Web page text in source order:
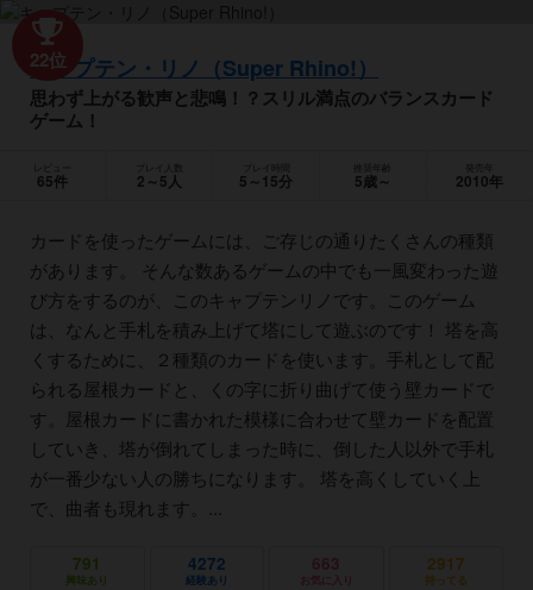
22位
キャプテン・リノ（Super Rhino!）
思わず上がる歓声と悲鳴！？スリル満点のバランスカード
ゲーム！
65件
プレイ人数
2～5人 5～15分
推奨年齢
5歳～ 2010年
カードを使ったゲームには、ご存じの通りたくさんの種類
があります。 そんな数あるゲームの中でも一風変わった遊
び方をするのが、このキャプテンリノです。このゲーム
は、なんと手札を積み上げて塔にして遊ぶのです！ 塔を高
くするために、２種類のカードを使います。手札として配
られる屋根カードと、くの字に折り曲げて使う壁カードで
す。屋根カードに書かれた模様に合わせて壁カードを配置
していき、塔が倒れてしまった時に、倒した人以外で手札
が一番少ない人の勝ちになります。 塔を高くしていく上
で、曲者も現れます。...
791
興味あり
4272
経験あり
663
お気に入り
2917
持ってる